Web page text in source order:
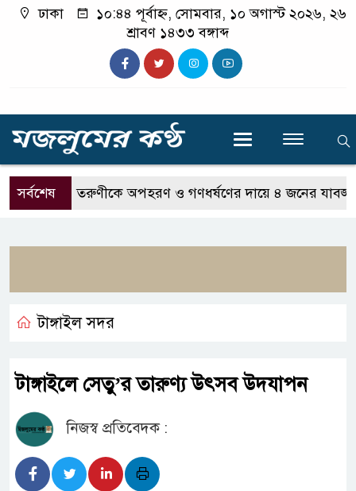
ঢাকা
১০:৪৪ পূর্বাহ্ন, সোমবার, ১০ অগাস্ট ২০২৬, ২৬
শ্রাবণ ১৪৩৩ বঙ্গাব্দ
সর্বশেষতরুণীকে অপহরণ ও গণধর্ষণের দায়ে ৪ জনের যাবজ্জীবন
টাঙ্গাইল সদর
টাঙ্গাইলে সেতু’র তারুণ্য উৎসব উদযাপন
নিজস্ব প্রতিবেদক :